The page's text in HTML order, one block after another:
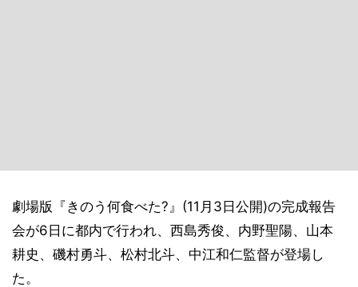
劇場版『きのう何食べた?』(11月3日公開)の完成報告
会が6日に都内で行われ、西島秀俊、内野聖陽、山本
耕史、磯村勇斗、松村北斗、中江和仁監督が登場し
た。